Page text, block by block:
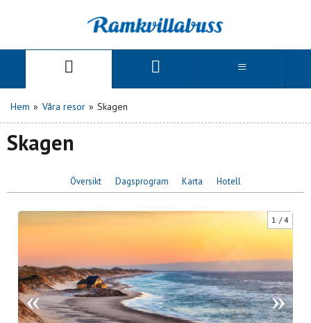
Hem » Våra resor » Skagen
Skagen
Översikt Dagsprogram Karta Hotell
1 4